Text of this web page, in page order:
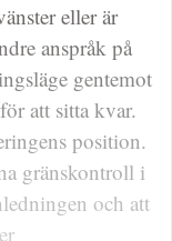
eller är
anspråk på
gentemot
att sitta kvar.
position.
gränskontroll i
och att